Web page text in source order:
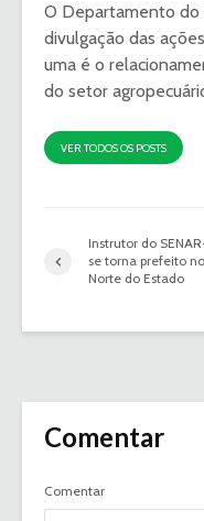
O Departamento do
divulgação das
uma é o
do setor
VER TODOS OS POSTS
Instrutor do
se torna prefeito no
Norte do Estado
Comentar
Comentar